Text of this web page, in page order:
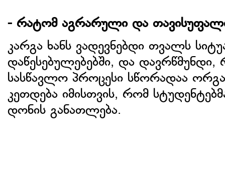
- რატომ აგრარული და თავისუფალი
კარგა ხანს ვადევნებდი თვალს
დაწესებულებებში, და
სასწავლო პროცესი სწორადაა
კეთდება იმისთვის, რომ
დონის განათლება.